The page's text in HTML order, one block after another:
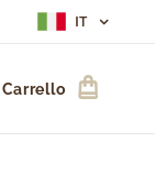
IT
Carrello